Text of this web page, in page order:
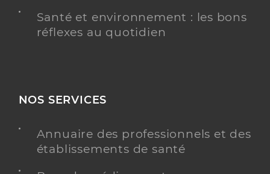
Santé et environnement : les bons
réflexes au quotidien
NOS SERVICES
Annuaire des professionnels et des
établissements de santé